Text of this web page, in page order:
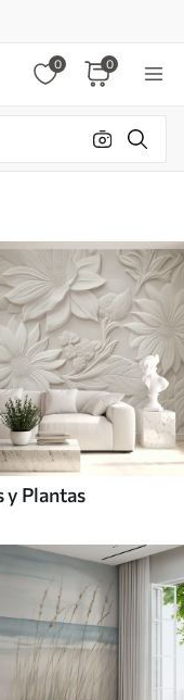
0 0
y Plantas